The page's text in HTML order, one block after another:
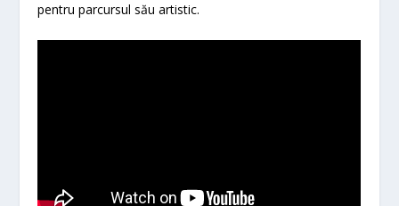
pentru parcursul său artistic.